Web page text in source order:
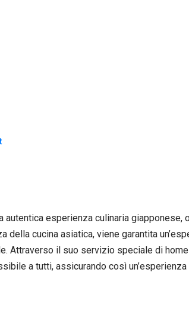
autentica esperienza culinaria
della cucina asiatica, viene garantita
Attraverso il suo servizio speciale di
a tutti, assicurando così